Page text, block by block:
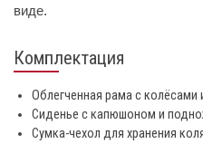
виде.
Комплектация
Облегченная рама c колёсами
Сиденье с капюшоном и
Сумка-чехол для хранения